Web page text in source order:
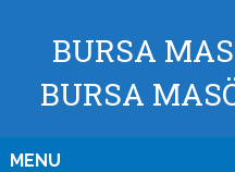
BURSA
BURSA
MENU